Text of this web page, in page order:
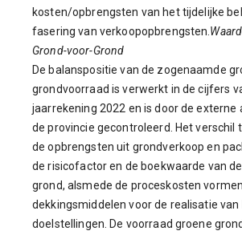
kosten/opbrengsten van het tijdelijke
fasering van verkoopopbrengsten.
Grond-voor-Grond
De balanspositie van de zogenaamde
grondvoorraad is verwerkt in de cijfers
jaarrekening 2022 en is door de externe
de provincie gecontroleerd. Het verschil
de opbrengsten uit grondverkoop en
de risicofactor en de boekwaarde van
grond, alsmede de proceskosten
dekkingsmiddelen voor de realisatie van
doelstellingen. De voorraad groene